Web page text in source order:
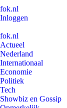
fok.nl
Inloggen
fok.nl
Actueel
Nederland
Internationaal
Economie
Politiek
Tech
Showbiz en Gossip